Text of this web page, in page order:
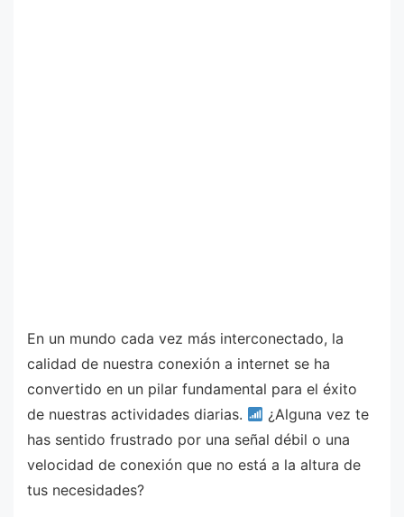
En un mundo cada vez más interconectado, la
calidad de nuestra conexión a internet se ha
convertido en un pilar fundamental para el éxito
de nuestras actividades diarias.
¿Alguna vez te
has sentido frustrado por una señal débil o una
velocidad de conexión que no está a la altura de
tus necesidades?